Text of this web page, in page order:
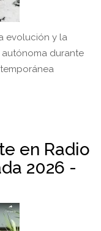
evolución y la
durante
en Radio
2026 -